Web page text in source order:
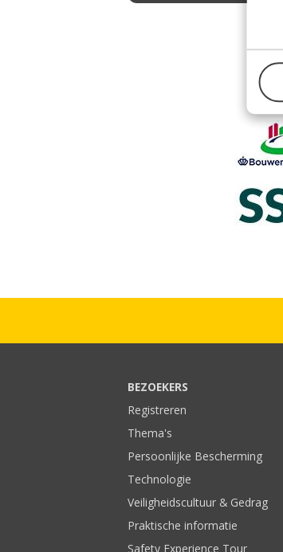
BEZOEKERS
Registreren
Thema's
Persoonlijke Bescherming
Technologie
Veiligheidscultuur & Gedrag
Praktische informatie
Safety Experience Tour